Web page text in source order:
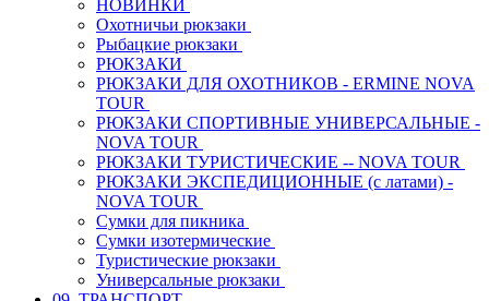
НОВИНКИ
Охотничьи рюкзаки
Рыбацкие рюкзаки
РЮКЗАКИ
РЮКЗАКИ ДЛЯ ОХОТНИКОВ - ERMINE NOVA
TOUR
РЮКЗАКИ СПОРТИВНЫЕ УНИВЕРСАЛЬНЫЕ -
NOVA TOUR
РЮКЗАКИ ТУРИСТИЧЕСКИЕ -- NOVA TOUR
РЮКЗАКИ ЭКСПЕДИЦИОННЫЕ (с латами) -
NOVA TOUR
Сумки для пикника
Сумки изотермические
Туристические рюкзаки
Универсальные рюкзаки